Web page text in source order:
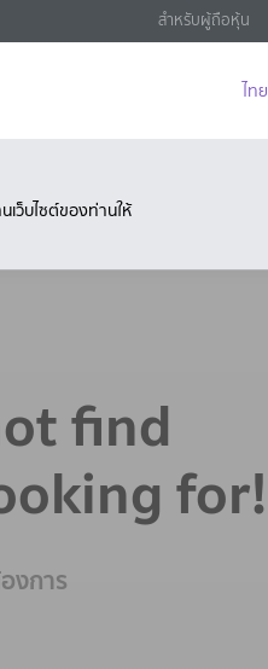
สำหรับผู้ถือหุ้น
ไทย
เว็บไซต์ของท่านให้
find
for!
งการ